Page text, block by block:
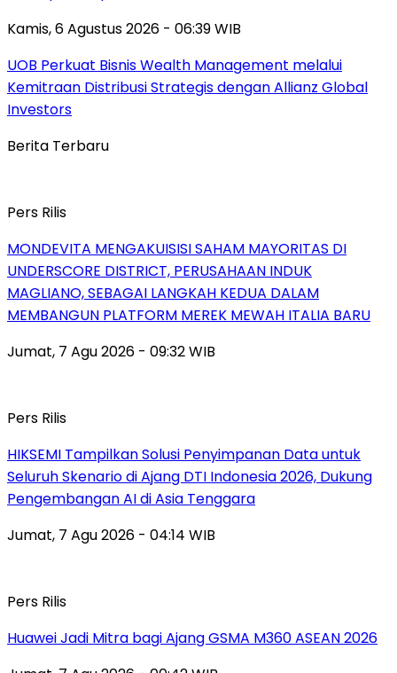
Kamis, 6 Agustus 2026 - 06:39 WIB
UOB Perkuat Bisnis Wealth Management melalui
Kemitraan Distribusi Strategis dengan Allianz Global
Investors
Berita Terbaru
Pers Rilis
MONDEVITA MENGAKUISISI SAHAM MAYORITAS DI
UNDERSCORE DISTRICT, PERUSAHAAN INDUK
MAGLIANO, SEBAGAI LANGKAH KEDUA DALAM
MEMBANGUN PLATFORM MEREK MEWAH ITALIA BARU
Jumat, 7 Agu 2026 - 09:32 WIB
Pers Rilis
HIKSEMI Tampilkan Solusi Penyimpanan Data untuk
Seluruh Skenario di Ajang DTI Indonesia 2026, Dukung
Pengembangan AI di Asia Tenggara
Jumat, 7 Agu 2026 - 04:14 WIB
Pers Rilis
Huawei Jadi Mitra bagi Ajang GSMA M360 ASEAN 2026